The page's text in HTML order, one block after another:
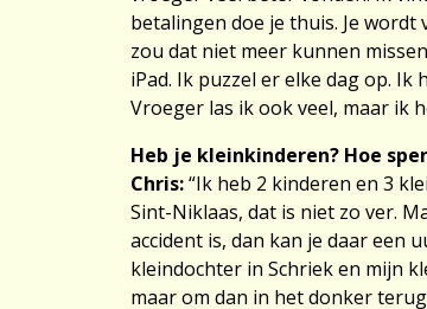
betalingen doe je thuis. Je
zou dat niet meer kunnen
iPad. Ik puzzel er elke dag op.
Vroeger las ik ook veel, maar ik
Heb je kleinkinderen? Hoe
Chris:“Ik heb 2 kinderen en 3
Sint-Niklaas, dat is niet zo ver.
accident is, dan kan je daar een
kleindochter in Schriek en mijn
maar om dan in het donker